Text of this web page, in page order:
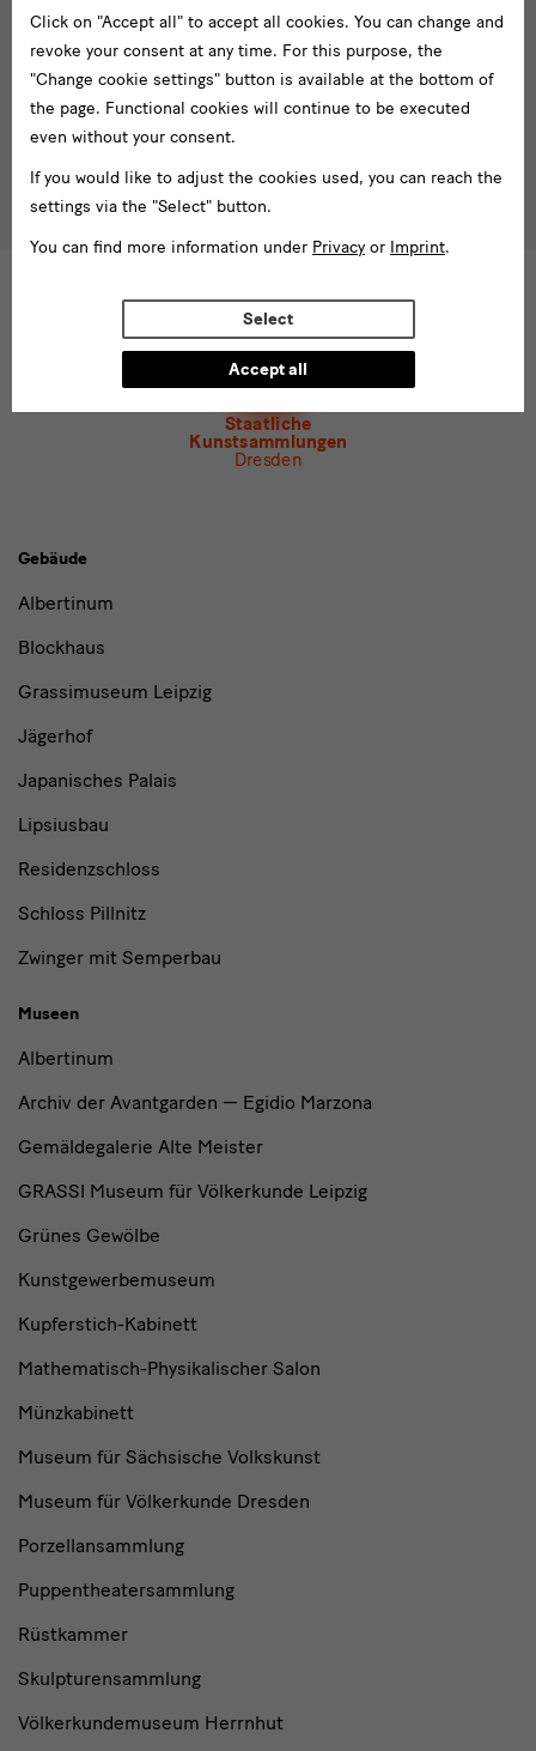
Click on "Accept all" to accept all cookies. You can change and
revoke your consent at any time. For this purpose, the
"Change cookie settings" button is available at the bottom of
the page. Functional cookies will continue to be executed
even without your consent.
If you would like to adjust the cookies used, you can reach the
settings via the "Select" button.
You can find more information under Privacy or Imprint.
Select
Accept all
Enter
email
address*
Subscribe
* Pflichtfeld
I agree to the privacy policy .*
Please select at least one newsletter.
I would like to subscribe to the following newsletters*
Newsletter Staatlichen Kunstsammlungen Dresden
Newsletter Albertinum
Newsletter Tourismus
Newsletter Museum für Sächsische Volkskunst
Tel. +49 351 49 14 2000
Staatliche
Kunstsammlungen
Dresden
Buildings,
Museums
Institutions
Gebäude
Albertinum
Blockhaus
Grassimuseum Leipzig
Jägerhof
Japanisches Palais
Lipsiusbau
Residenzschloss
Schloss Pillnitz
Zwinger mit Semperbau
Museen
Albertinum
Archiv der Avantgarden — Egidio Marzona
Gemäldegalerie Alte Meister
GRASSI Museum für Völkerkunde Leipzig
Grünes Gewölbe
Kunstgewerbemuseum
Kupferstich-Kabinett
Mathematisch-Physikalischer Salon
Münzkabinett
Museum für Sächsische Volkskunst
Museum für Völkerkunde Dresden
Porzellansammlung
Puppentheatersammlung
Rüstkammer
Skulpturensammlung
Völkerkundemuseum Herrnhut